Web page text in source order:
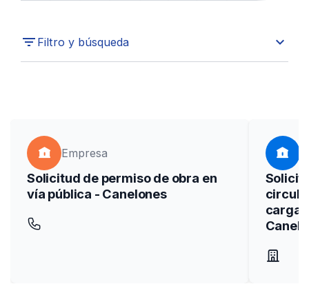
Filtro y búsqueda expand_more
Empresa
Solicitud de permiso de obra en
vía pública - Canelones